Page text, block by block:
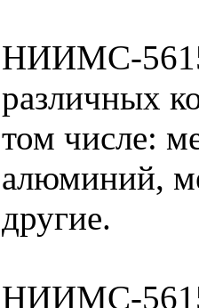
НИИМС-
различных
том числе:
алюминий,
другие.
НИИМС-